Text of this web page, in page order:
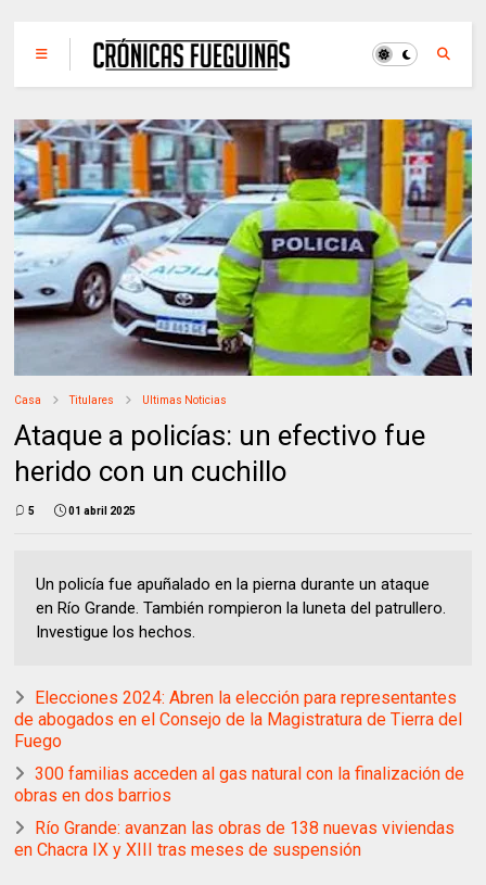
Casa Titulares Ultimas Noticias
Ataque a policías: un efectivo fue
herido con un cuchillo
5 01 abril 2025
Un policía fue apuñalado en la pierna durante un ataque
en Río Grande. También rompieron la luneta del patrullero.
Investigue los hechos.
Elecciones 2024: Abren la elección para representantes
de abogados en el Consejo de la Magistratura de Tierra del
Fuego
300 familias acceden al gas natural con la finalización de
obras en dos barrios
Río Grande: avanzan las obras de 138 nuevas viviendas
en Chacra IX y XIII tras meses de suspensión